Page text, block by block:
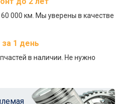
000 км. Мы уверены в качестве
1 день
в наличии. Не нужно